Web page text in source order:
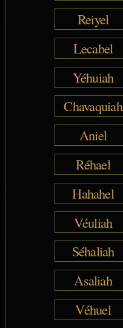
Reiyel
Lecabel
Yéhuiah
Chavaquiah
Aniel
Réhael
Hahahel
Véuliah
Séhaliah
Asaliah
Véhuel